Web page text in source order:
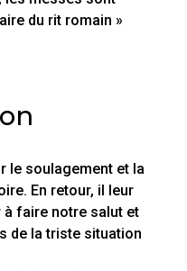
du rit romain »
le soulagement et la
En retour, il leur
à faire notre salut et
de la triste situation